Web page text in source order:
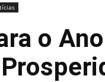
o